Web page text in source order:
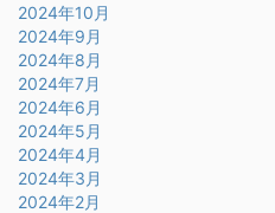
2024年10月
2024年9月
2024年8月
2024年7月
2024年6月
2024年5月
2024年4月
2024年3月
2024年2月